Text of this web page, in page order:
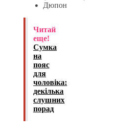
Дюпон
Читай
еще!
Сумка
на
пояс
для
чоловiка:
декілька
слушних
порад